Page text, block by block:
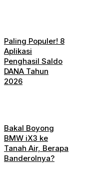
Paling Populer! 8
Aplikasi
Penghasil Saldo
DANA Tahun
2026
Bakal Boyong
BMW iX3 ke
Tanah Air, Berapa
Banderolnya?